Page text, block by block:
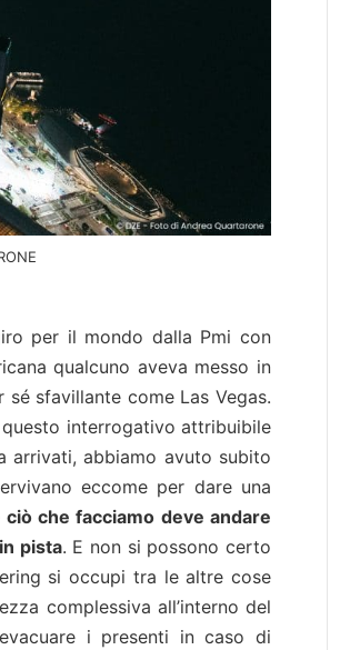
per il mondo dalla Pmi con
qualcuno aveva messo in
sfavillante come Las Vegas.
interrogativo attribuibile
arrivati, abbiamo avuto subito
eccome per dare una
ciò che facciamo deve andare
pista. E non si possono certo
si occupi tra le altre cose
complessiva all’interno del
i presenti in caso di